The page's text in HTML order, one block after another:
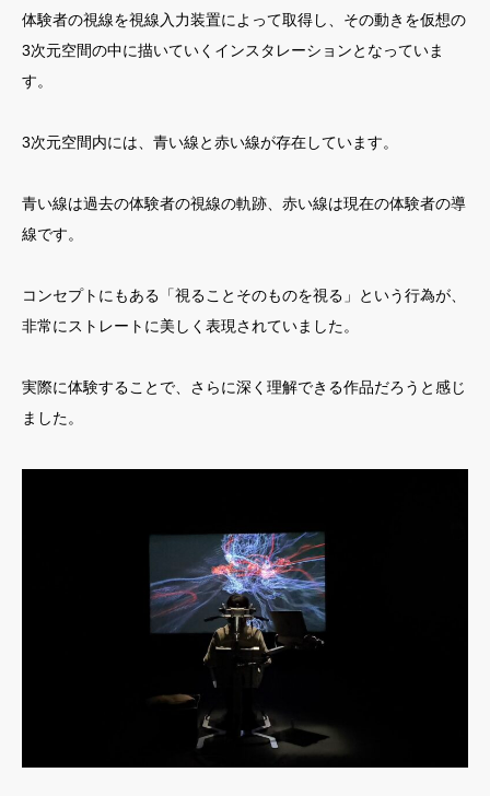
体験者の視線を視線入力装置によって取得し、その動きを仮想の
3次元空間の中に描いていくインスタレーションとなっていま
す。
3次元空間内には、青い線と赤い線が存在しています。
青い線は過去の体験者の視線の軌跡、赤い線は現在の体験者の導
線です。
コンセプトにもある「視ることそのものを視る」という行為が、
非常にストレートに美しく表現されていました。
実際に体験することで、さらに深く理解できる作品だろうと感じ
ました。